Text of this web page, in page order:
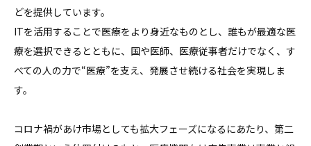
どを提供しています。
ITを活用することで医療をより身近なものとし、誰もが最適な医
療を選択できるとともに、国や医師、医療従事者だけでなく、す
べての人の力で“医療”を支え、発展させ続ける社会を実現しま
す。
コロナ禍があけ市場としても拡大フェーズになるにあたり、第二